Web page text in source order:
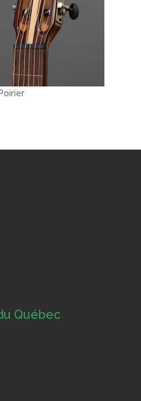
Québec